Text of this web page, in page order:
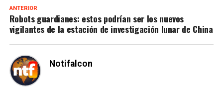
ANTERIOR
Robots guardianes: estos podrían ser los nuevos
vigilantes de la estación de investigación lunar de China
Notifalcon